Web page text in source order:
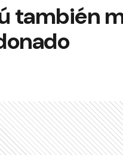
también